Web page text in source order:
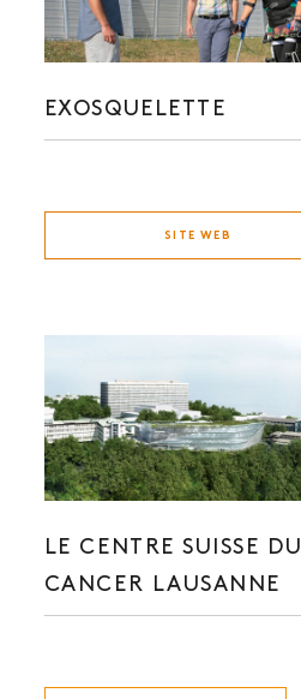
EXOSQUELETTE
SITE WEB
LE CENTRE SUISSE DU
CANCER LAUSANNE